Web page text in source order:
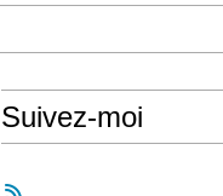
Suivez-moi